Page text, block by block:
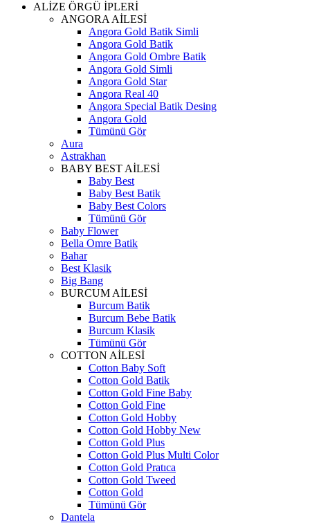
ALİZE ÖRGÜ İPLERİ
ANGORA AİLESİ
Angora Gold Batik Simli
Angora Gold Batik
Angora Gold Ombre Batik
Angora Gold Simli
Angora Gold Star
Angora Real 40
Angora Special Batik Desing
Angora Gold
Tümünü Gör
Aura
Astrakhan
BABY BEST AİLESİ
Baby Best
Baby Best Batik
Baby Best Colors
Tümünü Gör
Baby Flower
Bella Omre Batik
Bahar
Best Klasik
Big Bang
BURCUM AİLESİ
Burcum Batik
Burcum Bebe Batik
Burcum Klasik
Tümünü Gör
COTTON AİLESİ
Cotton Baby Soft
Cotton Gold Batik
Cotton Gold Fine Baby
Cotton Gold Fine
Cotton Gold Hobby
Cotton Gold Hobby New
Cotton Gold Plus
Cotton Gold Plus Multi Color
Cotton Gold Pratıca
Cotton Gold Tweed
Cotton Gold
Tümünü Gör
Dantela